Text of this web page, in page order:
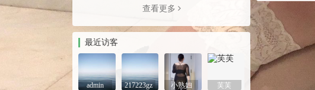
查看更多
最近访客
admin 217223gz 小熟妇 芙芙